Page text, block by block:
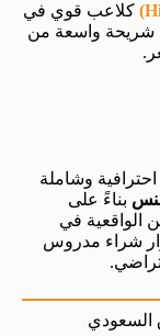
كلاعب قوي في
شريحة واسعة من
وشاملة
بناءً على
الواقعية في
شراء مدروس
السعودي